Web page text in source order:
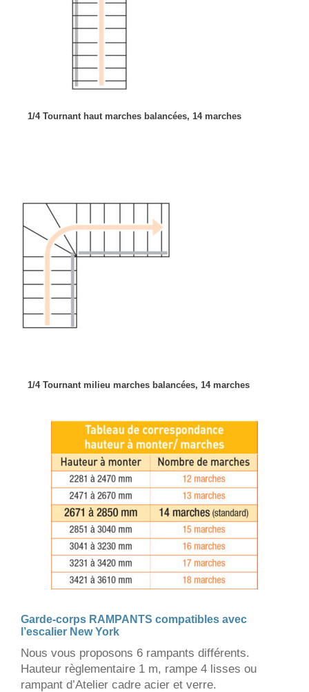
1/4 Tournant haut marches balancées, 14 marches
1/4 Tournant milieu marches balancées, 14 marches
Garde-corps RAMPANTS compatibles avec
l’escalier New York
Nous vous proposons 6 rampants différents.
Hauteur règlementaire 1 m, rampe 4 lisses ou
rampant d’Atelier cadre acier et verre.